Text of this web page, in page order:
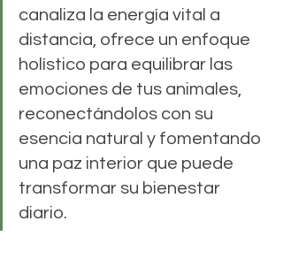
canaliza la energía vital a
distancia, ofrece un enfoque
holístico para equilibrar las
emociones de tus animales,
reconectándolos con su
esencia natural y fomentando
una paz interior que puede
transformar su bienestar
diario.